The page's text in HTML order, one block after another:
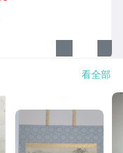
藝術 田中和市版
看全部